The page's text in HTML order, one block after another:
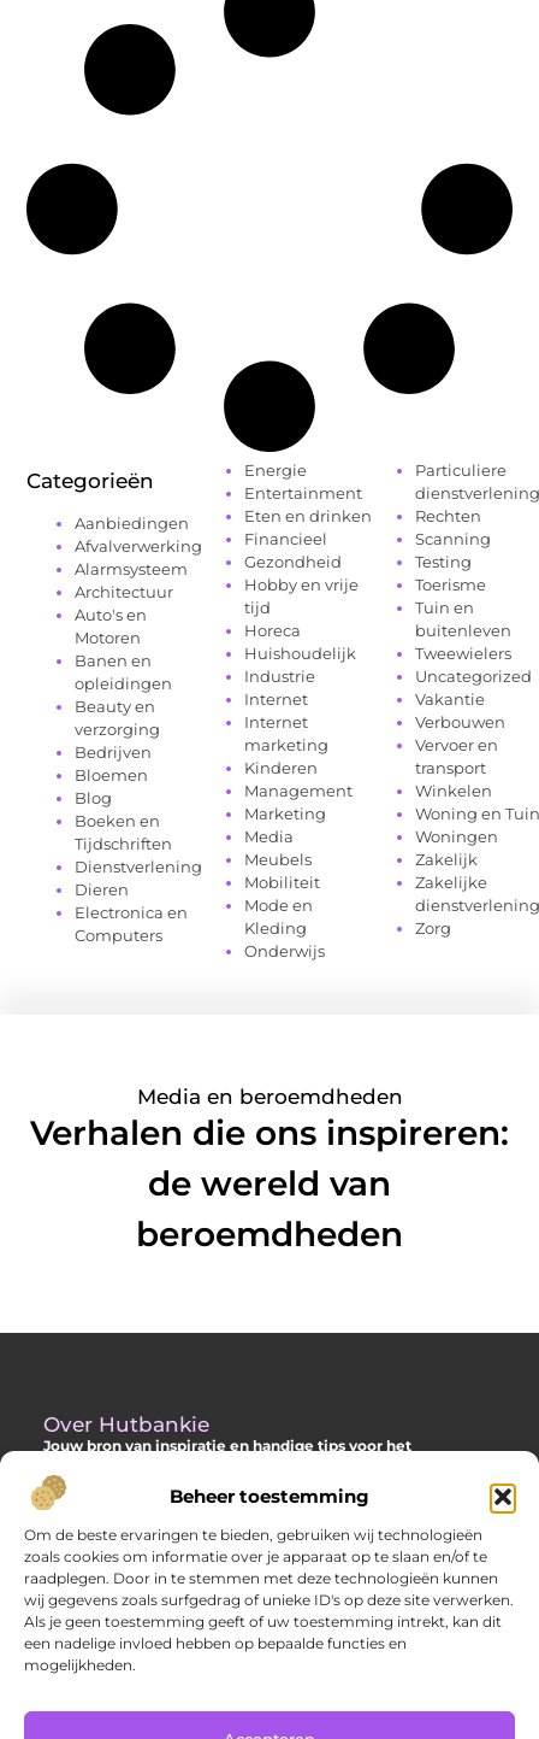
Beheer toestemming
Om de beste ervaringen te bieden, gebruiken wij technologieën
zoals cookies om informatie over je apparaat op te slaan en/of te
raadplegen. Door in te stemmen met deze technologieën kunnen
wij gegevens zoals surfgedrag of unieke ID's op deze site verwerken.
Als je geen toestemming geeft of uw toestemming intrekt, kan dit
een nadelige invloed hebben op bepaalde functies en
mogelijkheden.
Categorieën
Aanbiedingen
Afvalverwerking
Alarmsysteem
Architectuur
Auto's en
Motoren
Banen en
opleidingen
Beauty en
verzorging
Bedrijven
Bloemen
Blog
Boeken en
Tijdschriften
Dienstverlening
Dieren
Electronica en
Computers
Energie
Entertainment
Eten en drinken
Financieel
Gezondheid
Hobby en vrije
tijd
Horeca
Huishoudelijk
Industrie
Internet
Internet
marketing
Kinderen
Management
Marketing
Media
Meubels
Mobiliteit
Mode en
Kleding
Onderwijs
Particuliere
dienstverlening
Rechten
Scanning
Testing
Toerisme
Tuin en
buitenleven
Tweewielers
Uncategorized
Vakantie
Verbouwen
Vervoer en
transport
Winkelen
Woning en Tuin
Woningen
Zakelijk
Zakelijke
dienstverlening
Zorg
Media en beroemdheden
Verhalen die ons inspireren:
de wereld van
beroemdheden
Over Hutbankie
Jouw bron van inspiratie en handige tips voor het
Ontdek een ruime collectie blogs en artikelen die je helpen om
het meeste uit je buitenruimte te halen, met praktische
adviezen en verrassende ideeën voor je tuin, veranda of andere
buitenplekken.
Bericht categorie